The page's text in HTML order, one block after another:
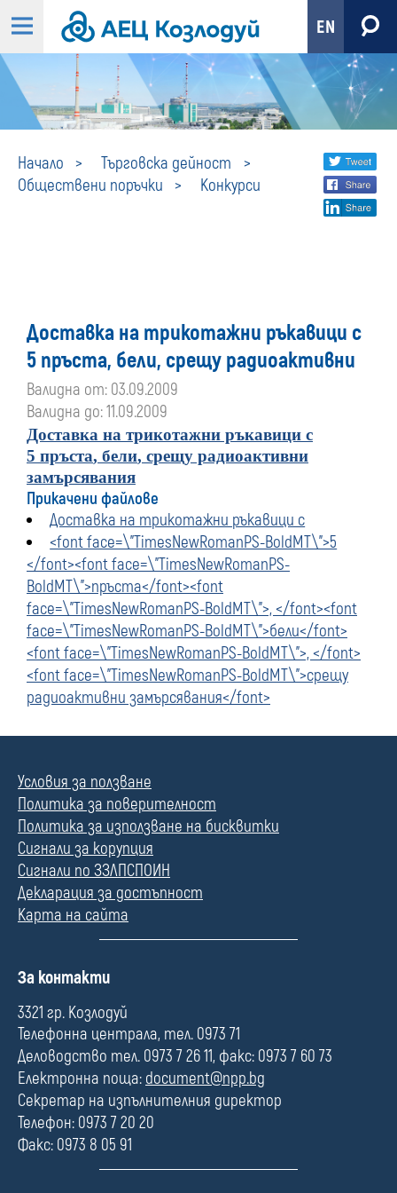
EN
Начало
Търговска дейност
Обществени поръчки
Конкурси
Конкурси
Share
social
Доставка на трикотажни ръкавици с
5 пръста, бели, срещу радиоактивни
Валидна от: 03.09.2009
Валидна до: 11.09.2009
Доставка на трикотажни ръкавици с
5 пръста, бели, срещу радиоактивни
замърсявания
Прикачени файлове
Доставка на трикотажни ръкавици с
<font face=\"TimesNewRomanPS-BoldMT\">5
</font><font face=\"TimesNewRomanPS-
BoldMT\">пръста</font><font
face=\"TimesNewRomanPS-BoldMT\">, </font><font
face=\"TimesNewRomanPS-BoldMT\">бели</font>
<font face=\"TimesNewRomanPS-BoldMT\">, </font>
<font face=\"TimesNewRomanPS-BoldMT\">срещу
радиоактивни замърсявания</font>
Условия за ползване
Политика за поверителност
Политика за използване на бисквитки
Сигнали за корупция
Сигнали по ЗЗЛПСПОИН
Декларация за достъпност
Карта на сайта
П
л
е
За контакти
3321 гр. Козлодуй
Телефонна централа, тел. 0973 71
Деловодство тел. 0973 7 26 11, факс: 0973 7 60 73
Електронна поща: document@npp.bg
Секретар на изпълнителния директор
Телефон: 0973 7 20 20
Факс: 0973 8 05 91